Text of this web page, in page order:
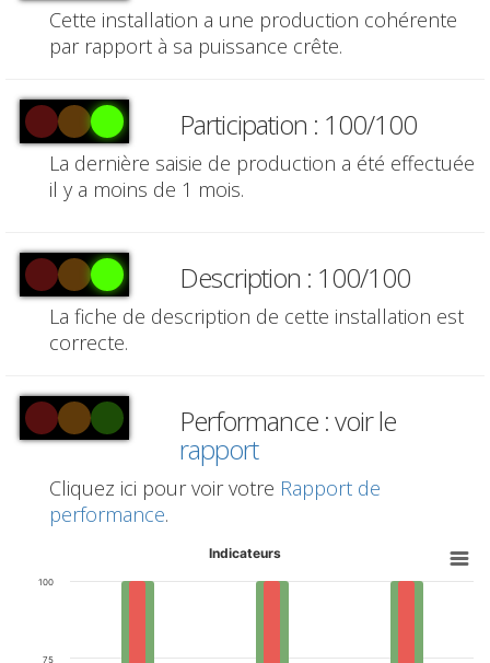
Cette installation a une production cohérente
par rapport à sa puissance crête.
Participation : 100/100
La dernière saisie de production a été effectuée
il y a moins de 1 mois.
Description : 100/100
La fiche de description de cette installation est
correcte.
Performance : voir le
rapport
Cliquez ici pour voir votre Rapport de
performance.
Indicateurs
75
100